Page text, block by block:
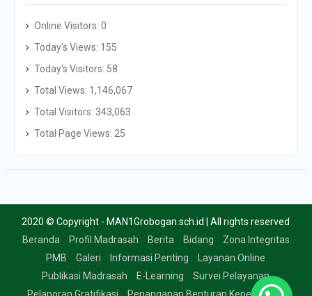
Online Visitors: 0
Today's Views: 155
Today's Visitors: 58
Total Views: 1,146,067
Total Visitors: 343,063
Total Page Views: 25
2020 © Copyright - MAN1Grobogan.sch.id | All rights reserved
Beranda
Profil Madrasah Berita Bidang
Zona Integritas
PMB
Galeri Informasi Penting
Layanan Online
Publikasi Madrasah
E-Learning
Survei Pelayanan